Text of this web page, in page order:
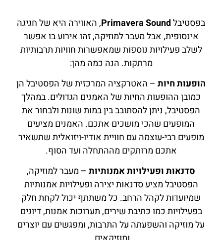
בפסטיבלPrimavera Sound, האווירה היא של חגיגה
אינסופית, אבל מעבר למוזיקה, זהו אירוע בו אפשר
לשלב פעילויות נוספות שמאפשרות חוויות תרבותיות
מרתקות. הנה כמה מהן:
הופעות חיות – האטרקציה המרכזית של הפסטיבל הן
כמובן ההופעות החיות של האמנים הגדולים. במהלך
הפסטיבל, ניתן להסתובב בין במות שונות ולבחור את
המופעים שהכי מושכים אתכם. האמנים מציעים
מופעים רבי-עוצמה עם חוויית אודיו-ויזואלית שתשאיר
אתכם מרותקים מההתחלה ועד הסוף.
סדנאות ופעילויות אמנותיות – מעבר למוזיקה,
הפסטיבל מציע סדנאות יצירה ופעילויות אמנותיות
שמיועדות לקהל הרחב. כל משתתף יכול לקחת חלק
בפעילויות כמו כתיבת שירים, תערוכות אמנות, דיונים
על מוזיקה והשפעתה על התרבות, ומפגשים עם יוצרים